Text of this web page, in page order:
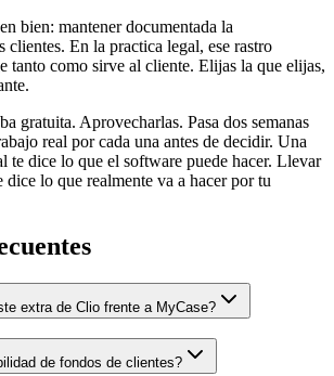
bien: mantener documentada la
clientes. En la practica legal, ese rastro
tanto como sirve al cliente. Elijas la que elijas,
gratuita. Aprovecharlas. Pasa dos semanas
real por cada una antes de decidir. Una
te dice lo que el software puede hacer. Llevar
dice lo que realmente va a hacer por tu
extra de Clio frente a MyCase?
de fondos de clientes?